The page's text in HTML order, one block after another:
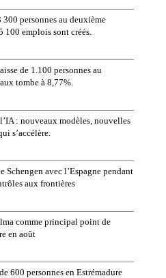
300 personnes au deuxième
100 emplois sont créés.
de 1.100 personnes au
tombe à 8,77%.
l’IA : nouveaux modèles, nouvelles
s’accélère.
Schengen avec l’Espagne pendant
aux frontières
comme principal point de
en août
600 personnes en Estrémadure